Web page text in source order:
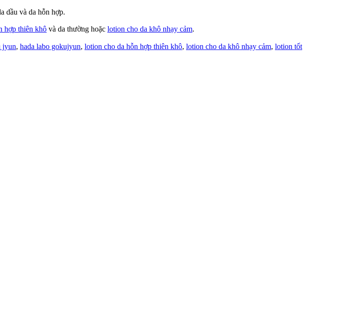
dầu và da hỗn hợp.
hợp thiên khô và da thường hoặc lotion cho da khô nhạy cảm.
jyun, hada labo gokujyun, lotion cho da hỗn hợp thiên khô, lotion cho da khô nhạy cảm, lotion tốt